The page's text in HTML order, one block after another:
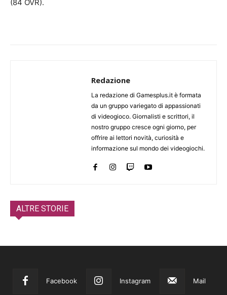
(84 OVR).
Redazione
La redazione di Gamesplus.it è formata
da un gruppo variegato di appassionati
di videogioco. Giornalisti e scrittori, il
nostro gruppo cresce ogni giorno, per
offrire ai lettori novità, curiosità e
informazione sul mondo dei videogiochi.
ALTRE STORIE
Facebook Instagram Mail